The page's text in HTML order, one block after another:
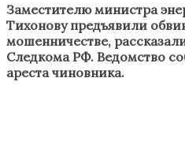
Заместителю министра
Тихонову предъявили
мошенничестве,
Следкома РФ. Ведомство
ареста чиновника.